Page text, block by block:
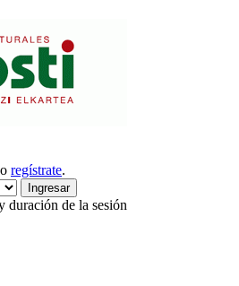
o regístrate.
duración de la sesión